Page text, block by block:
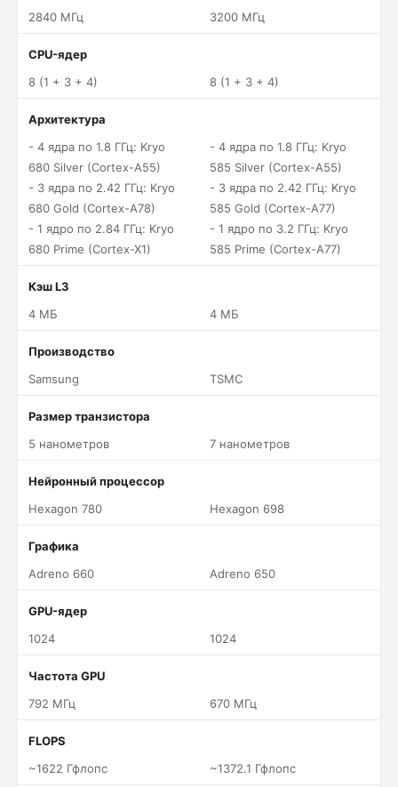
2840 МГц
3200 МГц
CPU-ядер
8 (1 + 3 + 4)
8 (1 + 3 + 4)
Архитектура
- 4 ядра по 1.8 ГГц: Kryo
680 Silver (Cortex-A55)
- 3 ядра по 2.42 ГГц: Kryo
680 Gold (Cortex-A78)
- 1 ядро по 2.84 ГГц: Kryo
680 Prime (Cortex-X1)
- 4 ядра по 1.8 ГГц: Kryo
585 Silver (Cortex-A55)
- 3 ядра по 2.42 ГГц: Kryo
585 Gold (Cortex-A77)
- 1 ядро по 3.2 ГГц: Kryo
585 Prime (Cortex-A77)
Кэш L3
4 МБ
4 МБ
Производство
Samsung
TSMC
Размер транзистора
5 нанометров
7 нанометров
Нейронный процессор
Hexagon 780
Hexagon 698
Графика
Adreno 660
Adreno 650
GPU-ядер
1024
1024
Частота GPU
792 МГц
670 МГц
FLOPS
~1622 Гфлопс
~1372.1 Гфлопс